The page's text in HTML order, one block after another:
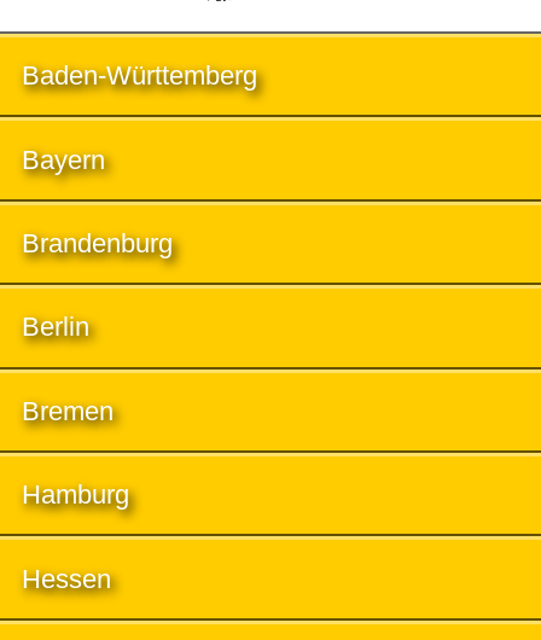
Baden-Württemberg
Bayern
Brandenburg
Berlin
Bremen
Hamburg
Hessen